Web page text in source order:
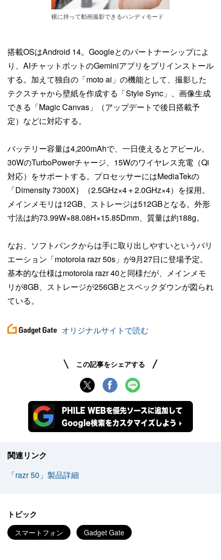
横に持って動画撮影できるハンディモード
搭載OSはAndroid 14。Googleとのパートナーシップによ
り、AIチャットボットのGeminiアプリをプリインストール
する。加えて独自の「moto ai」の機能として、撮影した
テクスチャから壁紙を作成する「Style Sync」、画像生成
できる「Magic Canvas」（アップデートで後日搭載予
定）などに対応する。
バッテリー容量は4,200mAhで、一日使えるとアピール。
30WのTurboPowerチャージ、15Wのワイヤレス充電（Qi
対応）をサポートする。プロセッサーにはMediaTekの
「Dimensity 7300X｝（2.5GHz×4＋2.0GHz×4）を採用。
メインメモリは12GB、ストレージは512GBとなる。外形
寸法は約73.99W×88.08H×15.85Dmm、質量は約188g。
なお、ソフトバンクからは手に取り出しやすいというバリ
エーション「motorola razr 50s」が9月27日に登場予定。
基本的な仕様はmotorola razr 40と同様だが、メインメモ
リが8GB、ストレージが256GBとスペックダウンが図られ
ている。
オリジナルサイトで読む
この記事をシェアする
関連リンク
「razr 50」製品詳細
トピック
スマートフォン Gadget Gate